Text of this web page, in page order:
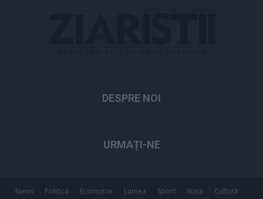
DESPRE NOI
URMAȚI-NE
News Politică Economie Lumea Sport Viața
Cultură